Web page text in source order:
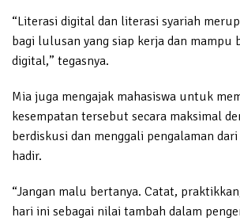
“Literasi digital dan literasi syariah
bagi lulusan yang siap kerja dan mampu
digital,” tegasnya.
Mia juga mengajak mahasiswa untuk
kesempatan tersebut secara maksimal
berdiskusi dan menggali pengalaman
hadir.
“Jangan malu bertanya. Catat,
hari ini sebagai nilai tambah dalam